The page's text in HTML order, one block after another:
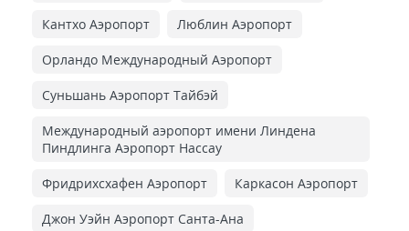
Кантхо Аэропорт Люблин Аэропорт
Орландо Международный Аэропорт
Суньшань Аэропорт Тайбэй
Международный аэропорт имени Линдена
Пиндлинга Аэропорт Нассау
Фридрихсхафен Аэропорт Каркасон Аэропорт
Джон Уэйн Аэропорт Санта-Ана